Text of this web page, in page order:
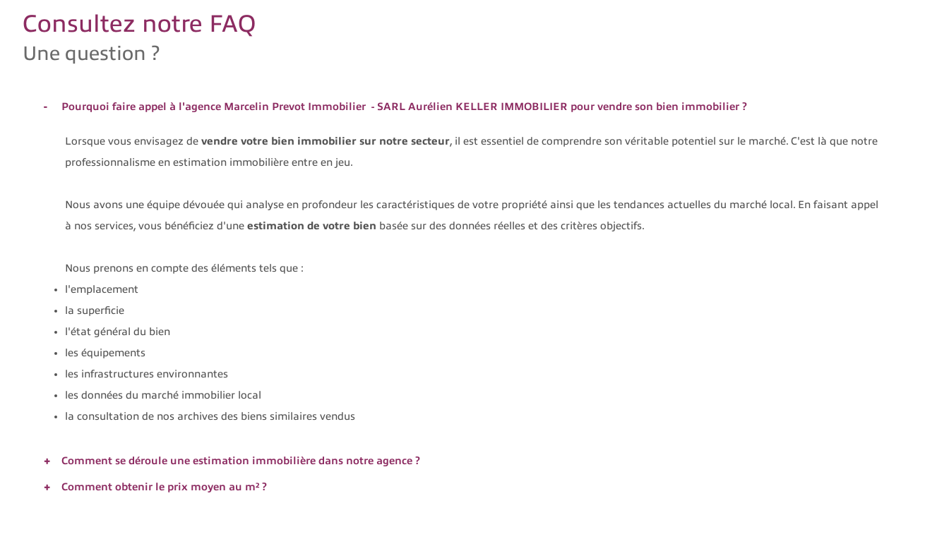
Consultez notre FAQ
Une question ?
Pourquoi faire appel à l'agence Marcelin Prevot Immobilier - SARL Aurélien KELLER IMMOBILIER pour vendre son bien immobilier ?
Lorsque vous envisagez de vendre votre bien immobilier sur notre secteur, il est essentiel de comprendre son véritable potentiel sur le marché. C'est là que notre
professionnalisme en estimation immobilière entre en jeu.
Nous avons une équipe dévouée qui analyse en profondeur les caractéristiques de votre propriété ainsi que les tendances actuelles du marché local. En faisant appel
à nos services, vous bénéficiez d'une estimation de votre bien basée sur des données réelles et des critères objectifs.
Nous prenons en compte des éléments tels que :
l'emplacement
la superficie
l'état général du bien
les équipements
les infrastructures environnantes
les données du marché immobilier local
la consultation de nos archives des biens similaires vendus
Comment se déroule une estimation immobilière dans notre agence ?
Chez Marcelin Prevot Immobilier – SARL Aurélien KELLER IMMOBILIER, le processus d'estimation immobilière est transparent et rigoureux.
Comment obtenir le prix moyen au m² ?